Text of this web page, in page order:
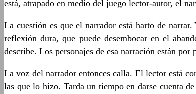
está, atrapado en medio del juego lector-autor, el
La cuestión es que el narrador está harto de
reflexión dura, que puede desembocar en el
describe. Los personajes de esa narración están
La voz del narrador entonces calla. El lector está
las que lo hizo. Tarda un tiempo en darse cuenta